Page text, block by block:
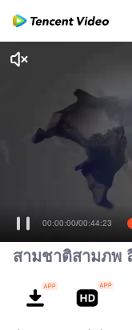
00:00:00/00:44:23
สามชาติสามภพ